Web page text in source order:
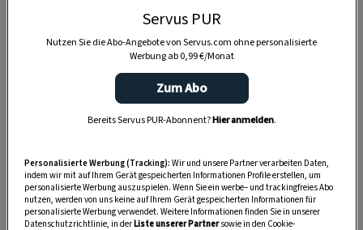
1
Zwiebel
3
Knoblauchzehen
Wacholderbeeren
Salz und Pfeffer
700 g
Gustostück oder Tafelspitz vom
Servus PUR
Nutzen Sie die Abo-Angebote von Servus.com ohne personalisierte
Werbung ab 0,99 €/Monat
Zum Abo
Bereits Servus PUR-Abonnent?Hier anmelden.
Personalisierte Werbung (Tracking): Wir und unsere Partner verarbeiten Daten,
indem wir mit auf Ihrem Gerät gespeicherten Informationen Profile erstellen, um
personalisierte Werbung auszuspielen. Wenn Sie ein werbe– und trackingfreies Abo
nutzen, werden von uns keine auf Ihrem Gerät gespeicherten Informationen für
personalisierte Werbung verwendet. Weitere Informationen finden Sie in unserer
Datenschutzrichtlinie, in derListe unserer Partnersowie in den Cookie-